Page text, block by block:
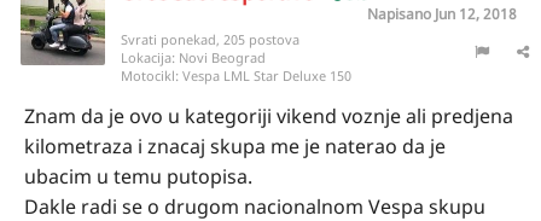
Napisano Jun 12, 2018
Svrati ponekad, 205 postova
Lokacija: Novi Beograd
Motocikl: Vespa LML Star Deluxe 150
Znam da je ovo u kategoriji vikend voznje ali predjena
kilometraza i znacaj skupa me je naterao da je
ubacim u temu putopisa.
Dakle radi se o drugom nacionalnom Vespa skupu